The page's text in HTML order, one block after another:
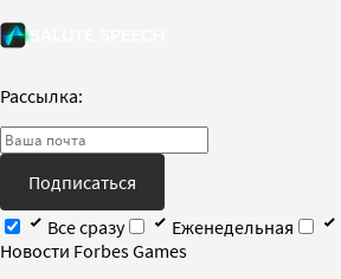
Рассылка:
Подписаться
Все сразу
Еженедельная
Новости Forbes Games